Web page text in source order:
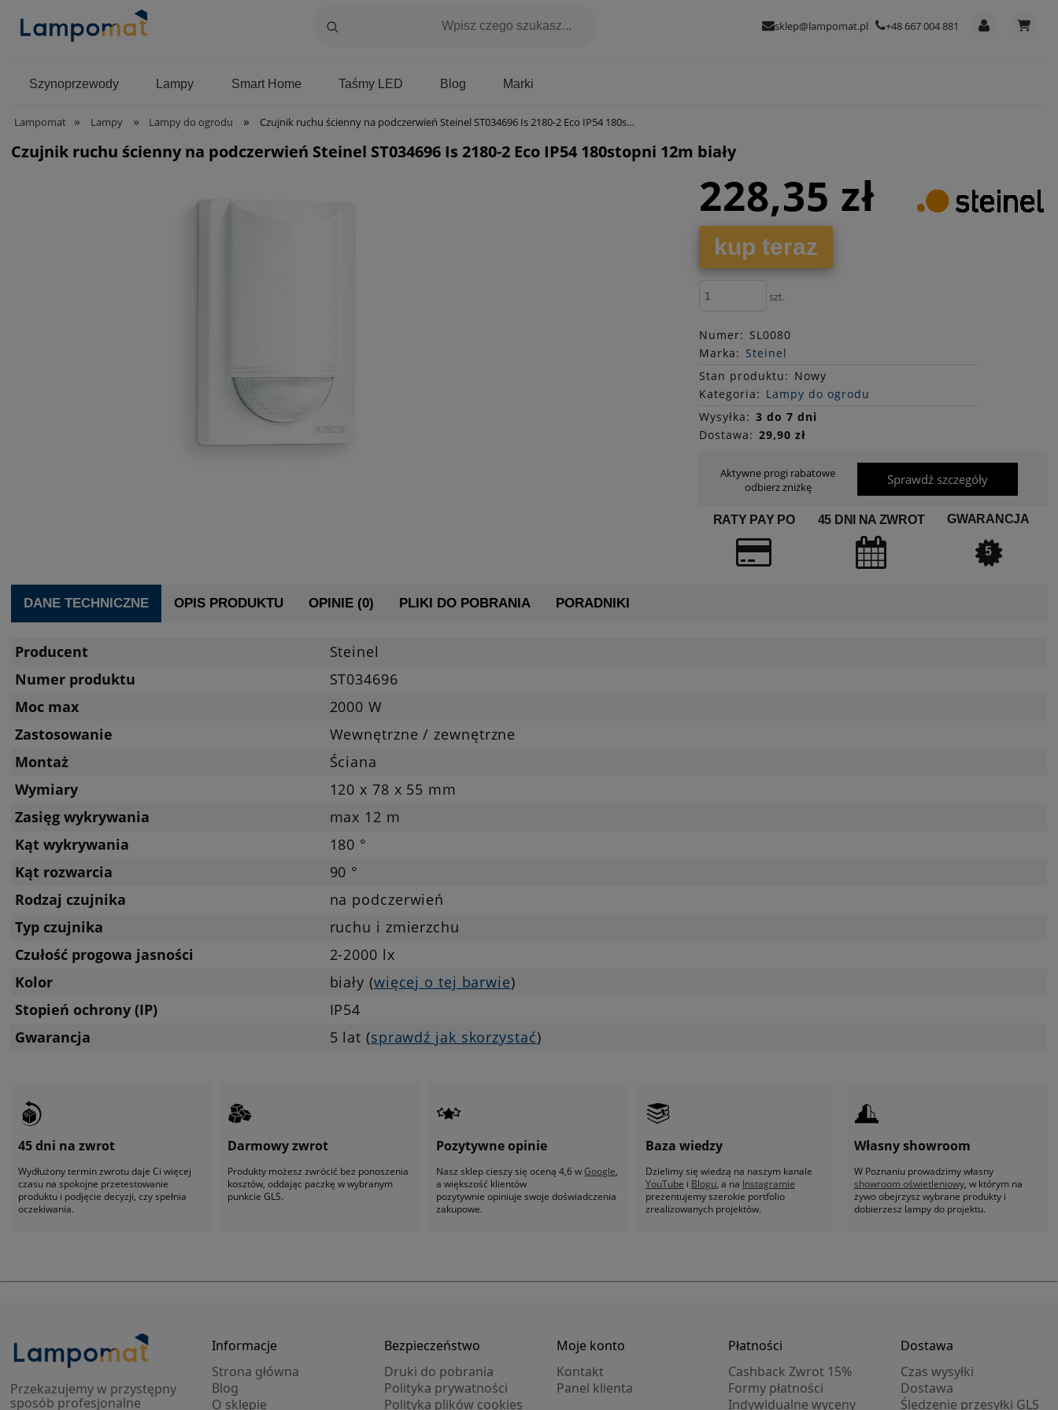
sklep@lampomat.pl +48 667 004 881
Szynoprzewody Lampy Smart Home Blog
Taśmy LED Marki
Lampomat » Lampy » Lampy do ogrodu » Czujnik ruchu ścienny na podczerwień Steinel ST034696 Is 2180-2 Eco IP54 180stopni 12m biały
Czujnik ruchu ścienny na podczerwień Steinel ST034696 Is 2180-2 Eco IP54 180stopni 12m biały
228,35 zł
kup teraz
szt.
Numer: SL0080
Marka: Steinel
Stan produktu: Nowy
Kategoria: Lampy do ogrodu
Wysyłka: 3 do 7 dni
Dostawa: 29,90 zł
Aktywne progi rabatowe
odbierz zniżkę
Sprawdź szczegóły
RATY PAY PO 45 DNI NA ZWROT GWARANCJA
5
DANE TECHNICZNE OPIS PRODUKTU OPINIE (0) PLIKI DO POBRANIA PORADNIKI
Producent
Steinel
Numer produktu
ST034696
Moc max
2000 W
Zastosowanie
Wewnętrzne / zewnętrzne
Montaż
Ściana
Wymiary
120 x 78 x 55 mm
Zasięg wykrywania
max 12 m
Kąt wykrywania
180 °
Kąt rozwarcia
90 °
Rodzaj czujnika
na podczerwień
Typ czujnika
ruchu i zmierzchu
Czułość progowa jasności
2-2000 lx
Kolor
biały (więcej o tej barwie)
Stopień ochrony (IP)
IP54
Gwarancja
5 lat (sprawdź jak skorzystać)
45 dni na zwrot
Wydłużony termin zwrotu daje Ci więcej
czasu na spokojne przetestowanie
produktu i podjęcie decyzji, czy spełnia
oczekiwania.
Darmowy zwrot
Produkty możesz zwrócić bez ponoszenia
kosztów, oddając paczkę w wybranym
punkcie GLS.
Pozytywne opinie
Nasz sklep cieszy się oceną 4,6 wGoogle,
a większość klientów
pozytywnie opiniuje swoje doświadczenia
zakupowe.
Baza wiedzy
Dzielimy się wiedzą na naszym kanale
YouTube i Blogu, a na Instagramie
prezentujemy szerokie portfolio
zrealizowanych projektów.
Własny showroom
W Poznaniu prowadzimy własny
showroom oświetleniowy, w którym na
żywo obejrzysz wybrane produkty i
dobierzesz lampy do projektu.
Przekazujemy w przystępny
sposób profesjonalne
Informacje
Strona główna
Blog
O sklepie
Bezpieczeństwo
Druki do pobrania
Polityka prywatności
Polityka plików cookies
Moje konto
Kontakt
Panel klienta
Płatności
Cashback Zwrot 15%
Formy płatności
Indywidualne wyceny
Dostawa
Czas wysyłki
Dostawa
Śledzenie przesyłki GLS